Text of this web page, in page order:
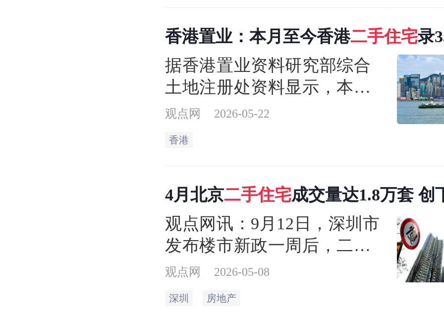
持续性强于往年同期
香港置业：本月至今香港二手住宅录
注册
据香港置业资料研究部综合
土地注册处资料显示，本月
至今（截至5月20日）香港二
手住宅录得3353宗注册。
观点网 2026-05-22
香港
4月北京二手住宅成交量达1.8万套 创
来同期最高纪录
观点网讯：9月12日，深圳市
发布楼市新政一周后，二手
住宅市场出现明显回温
观点网 2026-05-08
深圳 房地产